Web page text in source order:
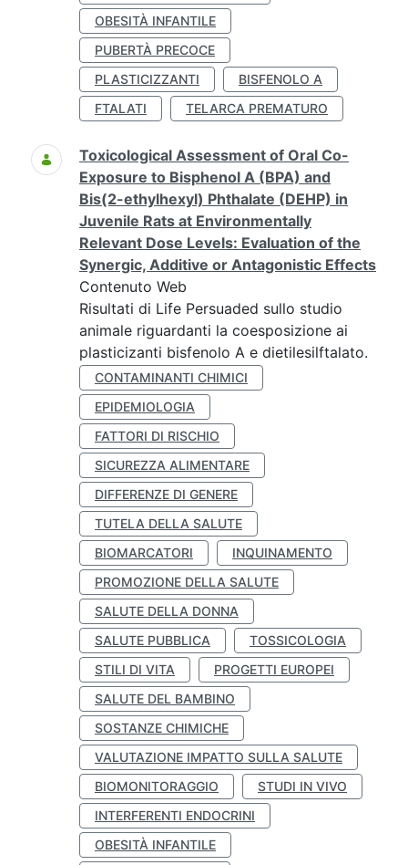
OBESITÀ INFANTILE
PUBERTÀ PRECOCE
PLASTICIZZANTI
BISFENOLO A
FTALATI
TELARCA PREMATURO
Toxicological Assessment of Oral Co-
Exposure to Bisphenol A (BPA) and
Bis(2-ethylhexyl) Phthalate (DEHP) in
Juvenile Rats at Environmentally
Relevant Dose Levels: Evaluation of the
Synergic, Additive or Antagonistic Effects
Contenuto Web
Risultati di Life Persuaded sullo studio
animale riguardanti la coesposizione ai
plasticizanti bisfenolo A e dietilesilftalato.
CONTAMINANTI CHIMICI
EPIDEMIOLOGIA
FATTORI DI RISCHIO
SICUREZZA ALIMENTARE
DIFFERENZE DI GENERE
TUTELA DELLA SALUTE
BIOMARCATORI
INQUINAMENTO
PROMOZIONE DELLA SALUTE
SALUTE DELLA DONNA
SALUTE PUBBLICA
TOSSICOLOGIA
STILI DI VITA
PROGETTI EUROPEI
SALUTE DEL BAMBINO
SOSTANZE CHIMICHE
VALUTAZIONE IMPATTO SULLA SALUTE
BIOMONITORAGGIO
STUDI IN VIVO
INTERFERENTI ENDOCRINI
OBESITÀ INFANTILE